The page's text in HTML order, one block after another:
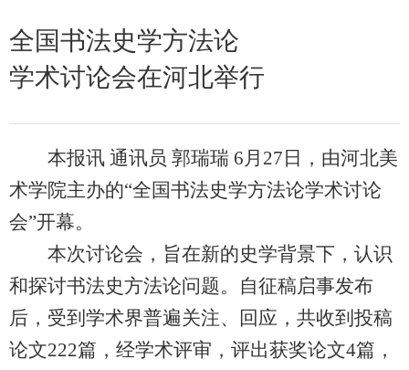
全国书法史学方法论
学术讨论会在河北举行
本报讯 通讯员 郭瑞瑞 6月27日，由河北美
术学院主办的“全国书法史学方法论学术讨论
会”开幕。
本次讨论会，旨在新的史学背景下，认识
和探讨书法史方法论问题。自征稿启事发布
后，受到学术界普遍关注、回应，共收到投稿
论文222篇，经学术评审，评出获奖论文4篇，